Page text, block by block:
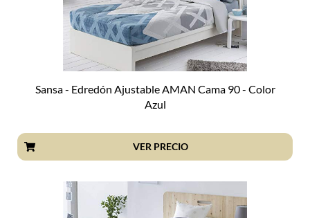
Sansa - Edredón Ajustable AMAN Cama 90 - Color
Azul
VER PRECIO